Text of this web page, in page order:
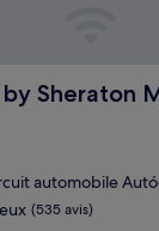
by Sheraton
Sheraton
automobile
(535 avis)